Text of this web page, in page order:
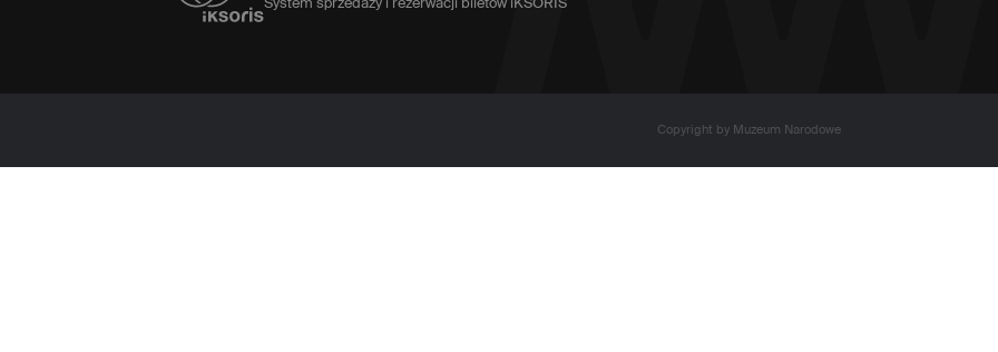
System sprzedaży i rezerwacji biletów iKSORIS
Copyright by Muzeum Narodowe